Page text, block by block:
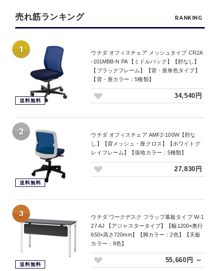
売れ筋ランキング RANKING
1
送料無料
ウチダ オフィスチェア メッシュタイプ CR2A
-101MBB-N PA 【ミドルバック】【肘なし】
【ブラックフレーム】【背・座単色タイプ】
【背・座カラー：5種類】
34,540円
2
送料無料
ウチダ オフィスチェア AMF2-100W【肘な
し】【背メッシュ・座クロス】【ホワイトグ
レイフレーム】【張地カラー：5種類】
27,830円
3
送料無料
ウチダ ワークデスク フラップ幕板タイプ W-1
27 AJ 【アジャスタータイプ】【幅1200×奥行
650×高さ720mm】【脚カラー：2色】【天板
カラー：8色】
55,660円 ～